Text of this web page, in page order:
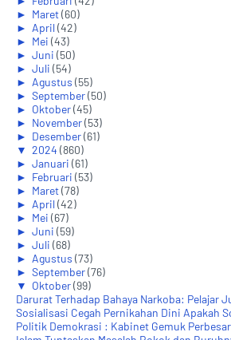
► Maret(60)
► April(42)
► Mei (43)
► Juni (50)
► Juli (54)
► Agustus (55)
► September(50)
► Oktober(45)
► November(53)
► Desember(61)
▼ 2024 (860)
► Januari (61)
► Februari (53)
► Maret(78)
► April(42)
► Mei (67)
► Juni (59)
► Juli (68)
► Agustus (73)
► September(76)
▼ Oktober(99)
Darurat Terhadap Bahaya Narkoba: Pelajar
Sosialisasi Cegah Pernikahan Dini Apakah
Politik Demokrasi : Kabinet Gemuk